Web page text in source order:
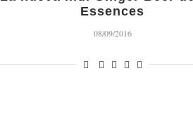
Essences
08/09/2016